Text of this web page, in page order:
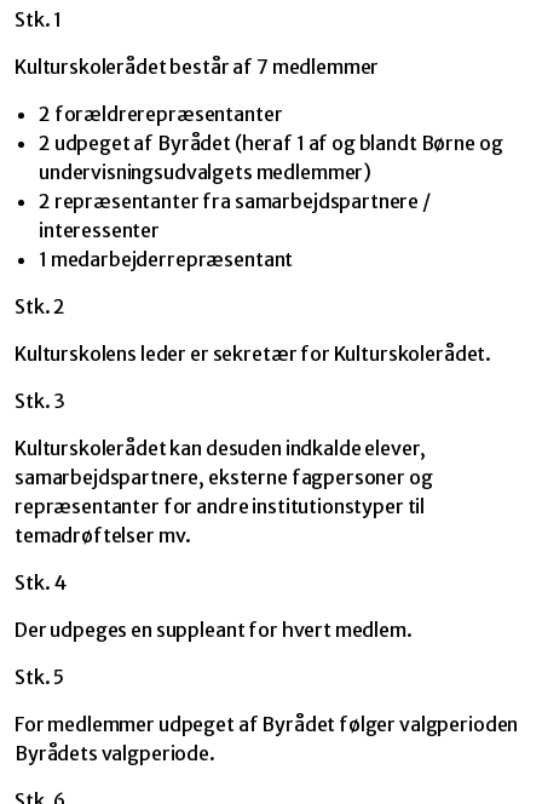
Stk. 1
Kulturskolerådet består af 7 medlemmer
2 forældrerepræsentanter
2 udpeget af Byrådet (heraf 1 af og blandt Børne og
undervisningsudvalgets medlemmer)
2 repræsentanter fra samarbejdspartnere /
interessenter
1 medarbejderrepræsentant
Stk. 2
Kulturskolens leder er sekretær for Kulturskolerådet.
Stk. 3
Kulturskolerådet kan desuden indkalde elever,
samarbejdspartnere, eksterne fagpersoner og
repræsentanter for andre institutionstyper til
temadrøftelser mv.
Stk. 4
Der udpeges en suppleant for hvert medlem.
Stk. 5
For medlemmer udpeget af Byrådet følger valgperioden
Byrådets valgperiode.